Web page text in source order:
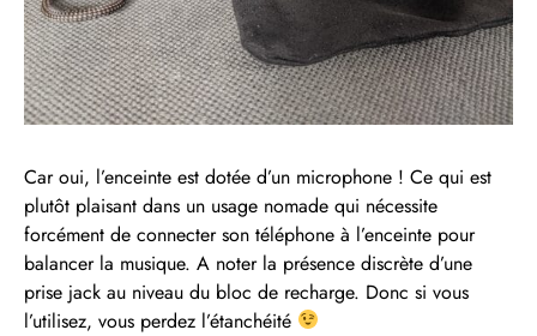
Car oui, l’enceinte est dotée d’un microphone ! Ce qui est
plutôt plaisant dans un usage nomade qui nécessite
forcément de connecter son téléphone à l’enceinte pour
balancer la musique. A noter la présence discrète d’une
prise jack au niveau du bloc de recharge. Donc si vous
l’utilisez, vous perdez l’étanchéité